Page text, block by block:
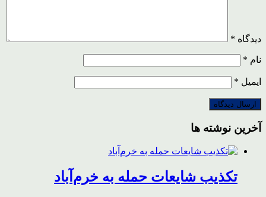
دیدگاه *
نام *
ایمیل *
آخرین نوشته ها
تکذیب شایعات حمله به خرم‌آباد